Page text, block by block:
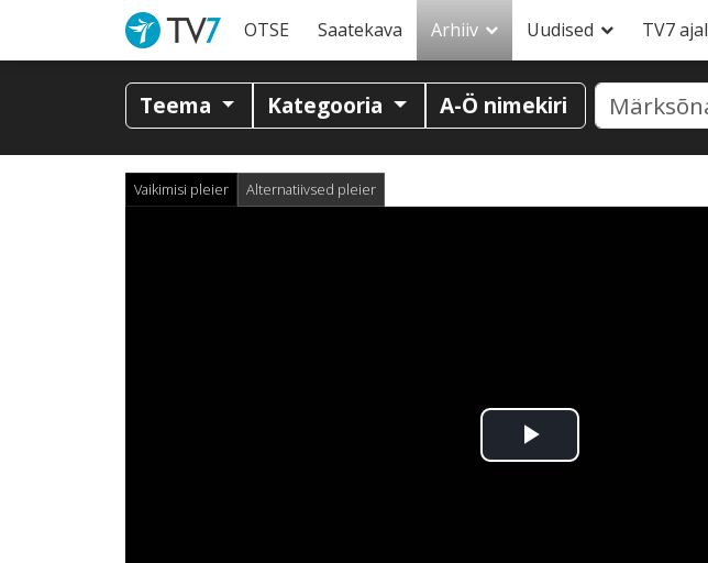
OTSE Saatekava Arhiiv Uudised TV7
Teema Kategooria A-Ö nimekiri
Vaikimisi pleier Alternatiivsed pleier
Esita